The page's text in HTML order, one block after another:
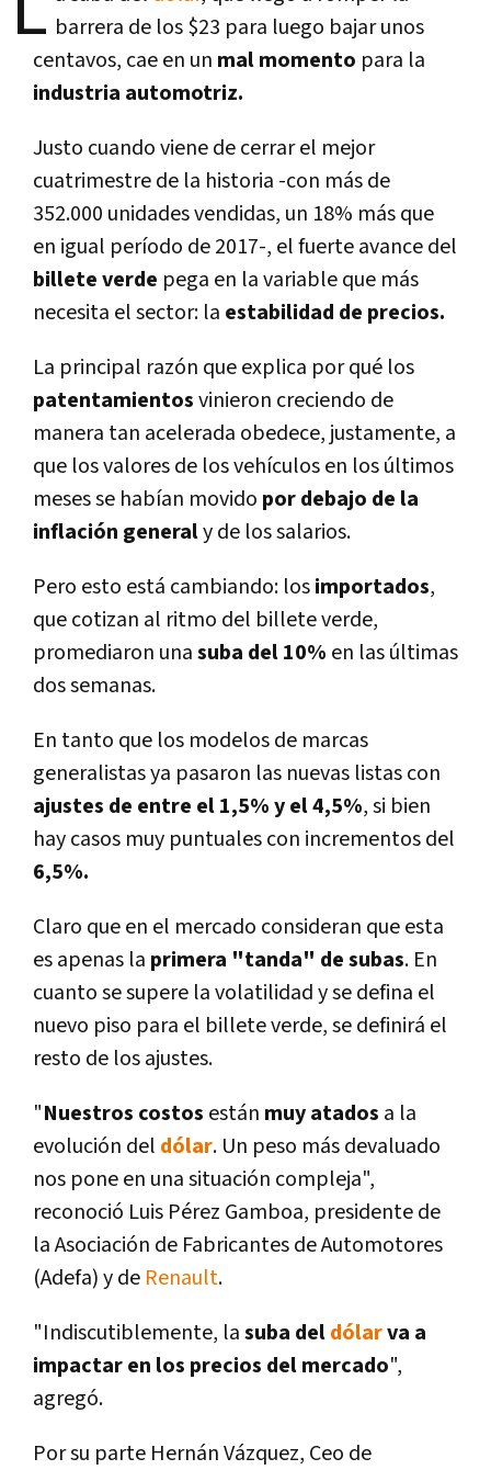
barrera de los $23 para luego bajar unos
centavos, cae en un mal momento para la
industria automotriz.
Justo cuando viene de cerrar el mejor
cuatrimestre de la historia -con más de
352.000 unidades vendidas, un 18% más que
en igual perí­odo de 2017-, el fuerte avance del
billete verde pega en la variable que más
necesita el sector: la estabilidad de precios.
La principal razón que explica por qué los
patentamientosvinieron creciendo de
manera tan acelerada obedece, justamente, a
que los valores de los vehí­culos en los últimos
meses se habí­an movido por debajo de la
inflación generaly de los salarios.
Pero esto está cambiando: losimportados,
que cotizan al ritmo del billete verde,
promediaron unasuba del 10% en las últimas
dos semanas.
En tanto que los modelos de marcas
generalistas ya pasaron las nuevas listas con
ajustes de entre el 1,5% y el 4,5%, si bien
hay casos muy puntuales con incrementos del
6,5%.
Claro que en el mercado consideran que esta
es apenas la primera "tanda" de subas. En
cuanto se supere la volatilidad y se defina el
nuevo piso para el billete verde, se definirá el
resto de los ajustes.
"Nuestros costos están muy atados a la
evolución del dólar. Un peso más devaluado
nos pone en una situación compleja",
reconoció Luis Pérez Gamboa, presidente de
la Asociación de Fabricantes de Automotores
(Adefa) y de Renault.
"Indiscutiblemente, lasuba deldólarva a
impactar en los precios del mercado",
agregó.
Por su parte Hernán Vázquez, Ceo de